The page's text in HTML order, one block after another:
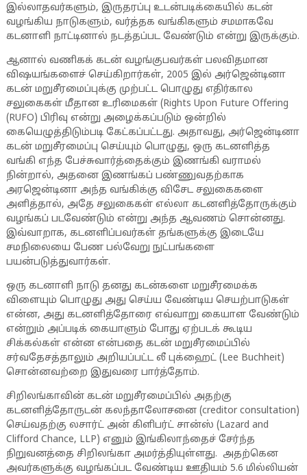
இல்லாதவர்களும், இருதரப்பு உடன்படிக்கையில் கடன்
வழங்கிய நாடுகளும், வர்த்தக வங்கிகளும் சமமாகவே
கடனாளி நாட்டினால் நடத்தப்பட வேண்டும் என்று இருக்கும்.
ஆனால் வணிகக் கடன் வழங்குபவர்கள் பலவிதமான
விஷயங்களைச் செய்கிறார்கள், 2005 இல் அர்ஜென்டினா
கடன் மறுசீரமைப்புக்கு முற்பட்ட பொழுது எதிர்கால
சலுகைகள் மீதான உரிமைகள் (Rights Upon Future Offering
(RUFO) பிரிவு என்று அழைக்கப்படும் ஒன்றில்
கையெழுத்திடும்படி கேட்கப்பட்டது. அதாவது, அர்ஜென்டினா
கடன் மறுசீரமைப்பு செய்யும் பொழுது, ஒரு கடனளித்த
வங்கி எந்த பேச்சுவார்த்தைக்கும் இணங்கி வராமல்
நின்றால், அதனை இணங்கப் பண்ணுவதற்காக
அரஜென்டினா அந்த வங்கிக்கு விசேட சலுகைகளை
அளித்தால், அதே சலுகைகள் எல்லா கடனளித்தோருக்கும்
வழங்கப் படவேண்டும் என்று அந்த ஆவணம் சொன்னது.
இவ்வாறாக, கடனளிப்பவர்கள் தங்களுக்கு இடையே
சமநிலையை பேண பல்வேறு நுட்பங்களை
பயன்படுத்துவார்கள்.
ஒரு கடனாளி நாடு தனது கடன்களை மறுசீரமைக்க
விளையும் பொழுது அது செய்ய வேண்டிய செயற்பாடுகள்
என்ன, அது கடனளித்தோரை எவ்வாறு கையாள வேண்டும்
என்றும் அப்படிக் கையாளும் போது ஏற்படக் கூடிய
சிக்கல்கள் என்ன என்பதை கடன் மறுசீரமைப்பில்
சர்வதேசத்தாலும் அறியப்பட்ட லீ புக்ஹைட் (Lee Buchheit)
சொன்னவற்றை இதுவரை பார்த்தோம்.
சிறிலங்காவின் கடன் மறுசீரமைப்பில் அதற்கு
கடனளித்தோருடன் கலந்தாலோசனை (creditor consultation)
செய்வதற்கு லசார்ட் அன் கிளிபர்ட் சான்ஸ் (Lazard and
Clifford Chance, LLP) எனும் இங்கிலாந்தைச் சேர்ந்த
நிறுவனத்தை சிறிலங்கா அமர்த்தியுள்ளது. அதற்கென
அவர்களுக்கு வழங்கப்பட வேண்டிய ஊதியம் 5.6 மில்லியன்